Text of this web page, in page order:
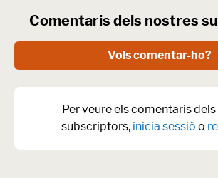
Comentaris dels nostres
Vols comentar-ho?
Per veure els comentaris
subscriptors, inicia sessió o